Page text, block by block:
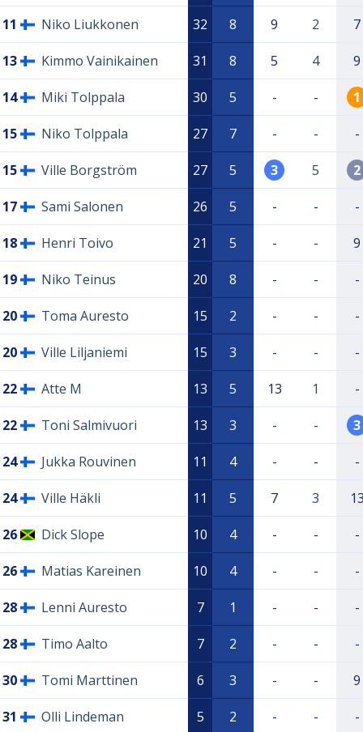
11 Niko Liukkonen 32 8 9 2 7
13 Kimmo Vainikainen 31 8 5 4 9
14 Miki Tolppala 30 5 - - 1
15 Niko Tolppala 27 7 - - -
15 Ville Borgström 27 5 3 5 2
17 Sami Salonen 26 5 - - -
18 Henri Toivo 21 5 - - 9
19 Niko Teinus 20 8 - - -
20 Toma Auresto 15 2 - - -
20 Ville Liljaniemi 15 3 - - -
22 Atte M 13 5 13 1 -
22 Toni Salmivuori 13 3 - - 3
24 Jukka Rouvinen 11 4 - - -
24 Ville Häkli 11 5 7 3
26 Dick Slope 10 4 - - -
26 Matias Kareinen 10 4 - - -
28 Lenni Auresto 7 1 - - -
28 Timo Aalto 7 2 - - -
30 Tomi Marttinen 6 3 - - 9
31 Olli Lindeman 5 2 - - -